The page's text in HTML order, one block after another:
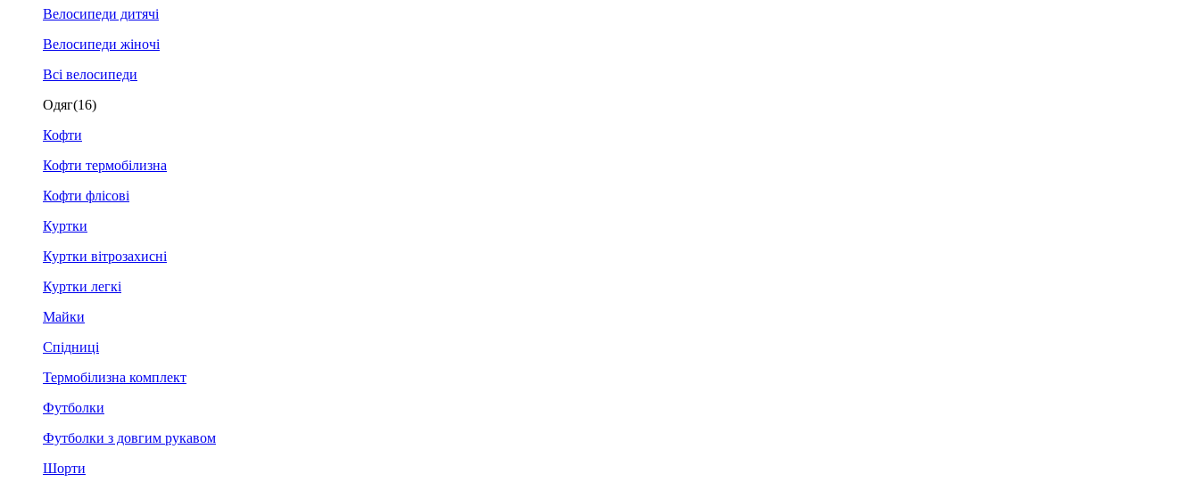
Велосипеди дитячі
Велосипеди жіночі
Всі велосипеди
Одяг(16)
Кофти
Кофти термобілизна
Кофти флісові
Куртки
Куртки вітрозахисні
Куртки легкі
Майки
Спідниці
Термобілизна комплект
Футболки
Футболки з довгим рукавом
Шорти